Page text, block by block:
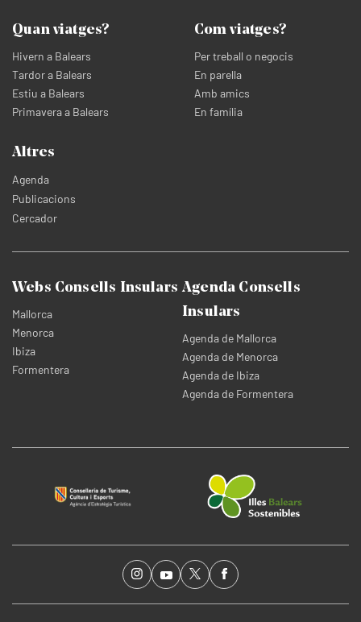
Quan viatges?
Hivern a Balears
Tardor a Balears
Estiu a Balears
Primavera a Balears
Com viatges?
Per treball o negocis
En parella
Amb amics
En família
Altres
Agenda
Publicacions
Cercador
Webs Consells Insulars
Mallorca
Menorca
Ibiza
Formentera
Agenda Consells
Insulars
Agenda de Mallorca
Agenda de Menorca
Agenda de Ibiza
Agenda de Formentera